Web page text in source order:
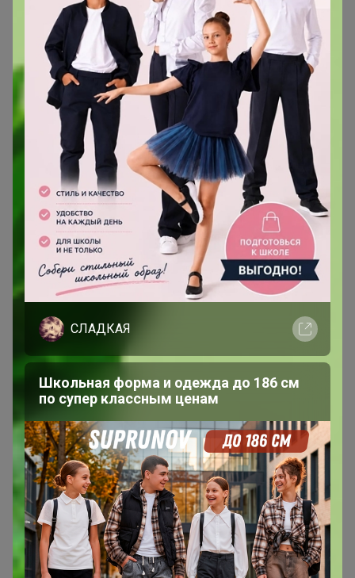
В теме "CLEVER - в НАЛИЧИИ у меня! Белье М+Ж/
носки/футболки/домОдежда"
27 января, 2025 08:26
24-ok.ru/purchase/689191/catalog/268616
эти носки
стоят 425р, это не ошибка?
Лот
4 2
85р
CLE Носки муж S101 хл+эл укороченные
Стоп 12 августа
Магазин белья CLEVER /муж+жен+носки/.
Здесь белье в наличии и на заказ с местного
СЛАДКАЯ
Школьная форма и одежда до 186 см
по супер классным ценам